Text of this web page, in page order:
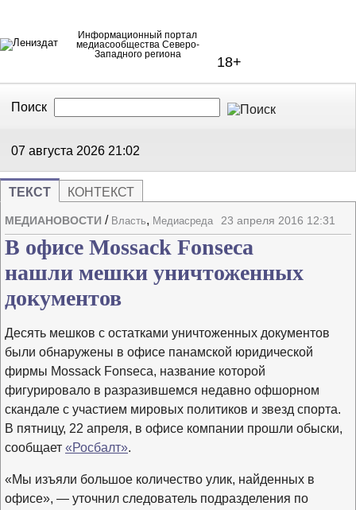
Информационный портал
медиасообщества Северо-
Западного региона
18+
Поиск
07 августа 2026 21:02
ТЕКСТ КОНТЕКСТ
МЕДИАНОВОСТИ / Власть, Медиасреда 23 апреля 2016 12:31
В офиcе Mossack Fonseca
нашли мешки уничтоженных
документов
Десять мешков с остатками уничтоженных документов
были обнаружены в офисе панамской юридической
фирмы Мossack Fonseca, название которой
фигурировало в разразившемся недавно офшорном
скандале с участием мировых политиков и звезд спорта.
В пятницу, 22 апреля, в офисе компании прошли обыски,
сообщает «Росбалт».
«Мы изъяли большое количество улик, найденных в
офисе», — уточнил следователь подразделения по